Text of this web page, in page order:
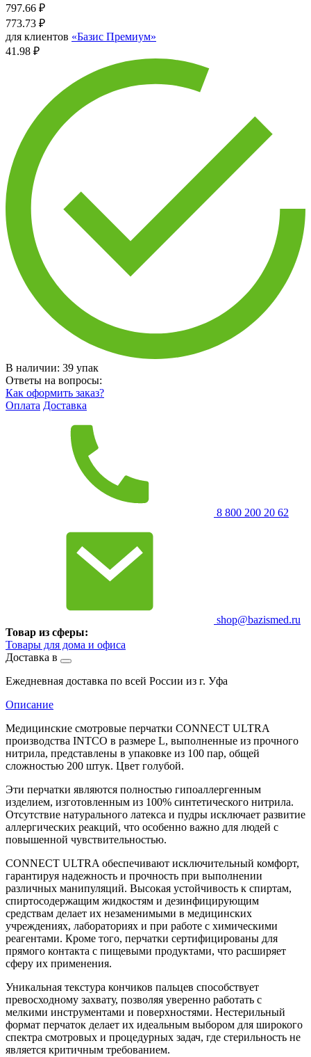
797.66 ₽
773.73 ₽
для клиентов «Базис Премиум»
41.98 ₽
В наличии: 39 упак
Ответы на вопросы:
Как оформить заказ?
Оплата Доставка
8 800 200 20 62
shop@bazismed.ru
Товар из сферы:
Товары для дома и офиса
Доставка в
Ежедневная доставка по всей России из г. Уфа
Описание
Медицинские смотровые перчатки CONNECT ULTRA
производства INTCO в размере L, выполненные из прочного
нитрила, представлены в упаковке из 100 пар, общей
сложностью 200 штук. Цвет голубой.
Эти перчатки являются полностью гипоаллергенным
изделием, изготовленным из 100% синтетического нитрила.
Отсутствие натурального латекса и пудры исключает развитие
аллергических реакций, что особенно важно для людей с
повышенной чувствительностью.
CONNECT ULTRA обеспечивают исключительный комфорт,
гарантируя надежность и прочность при выполнении
различных манипуляций. Высокая устойчивость к спиртам,
спиртосодержащим жидкостям и дезинфицирующим
средствам делает их незаменимыми в медицинских
учреждениях, лабораториях и при работе с химическими
реагентами. Кроме того, перчатки сертифицированы для
прямого контакта с пищевыми продуктами, что расширяет
сферу их применения.
Уникальная текстура кончиков пальцев способствует
превосходному захвату, позволяя уверенно работать с
мелкими инструментами и поверхностями. Нестерильный
формат перчаток делает их идеальным выбором для широкого
спектра смотровых и процедурных задач, где стерильность не
является критичным требованием.